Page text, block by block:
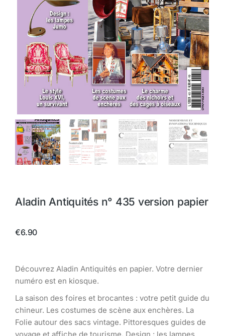
Aladin Antiquités n° 435 version papier
€6.90
Découvrez Aladin Antiquités en papier. Votre dernier
numéro est en kiosque.
La saison des foires et brocantes : votre petit guide du
chineur. Les costumes de scène aux enchères. La
Folie autour des sacs vintage. Pittoresques guides de